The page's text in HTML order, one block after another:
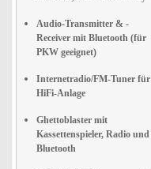
Audio-Transmitter & -
Receiver mit Bluetooth (für
PKW geeignet)
Internetradio/FM-Tuner für
HiFi-Anlage
Ghettoblaster mit
Kassettenspieler, Radio und
Bluetooth